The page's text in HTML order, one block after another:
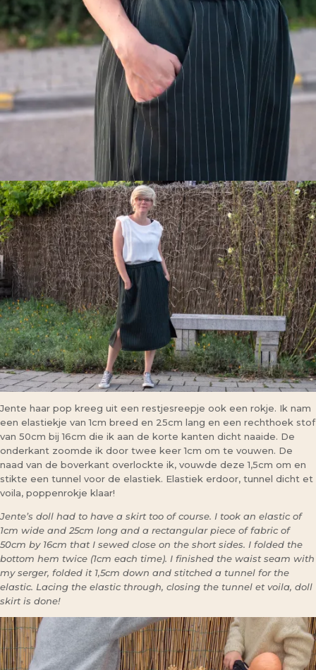
Jente haar pop kreeg uit een restjesreepje ook een rokje. Ik nam
een elastiekje van 1cm breed en 25cm lang en een rechthoek stof
van 50cm bij 16cm die ik aan de korte kanten dicht naaide. De
onderkant zoomde ik door twee keer 1cm om te vouwen. De
naad van de boverkant overlockte ik, vouwde deze 1,5cm om en
stikte een tunnel voor de elastiek. Elastiek erdoor, tunnel dicht et
voila, poppenrokje klaar!
Jente’s doll had to have a skirt too of course. I took an elastic of
1cm wide and 25cm long and a rectangular piece of fabric of
50cm by 16cm that I sewed close on the short sides. I folded the
bottom hem twice (1cm each time). I finished the waist seam with
my serger, folded it 1,5cm down and stitched a tunnel for the
elastic. Lacing the elastic through, closing the tunnel et voila, doll
skirt is done!